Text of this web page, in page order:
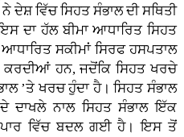
ਦੇਸ਼ ਵਿੱਚ ਸਿਹਤ ਸੰਭਾਲ ਦੀ ਸਥਿਤੀ
ਦਾ ਹੱਲ ਬੀਮਾ ਆਧਾਰਿਤ ਸਿਹਤ
ਸਕੀਮਾਂ ਸਿਰਫ ਹਸਪਤਾਲ
ਹਨ, ਜਦੋਂਕਿ ਸਿਹਤ ਖਰਚੇ
’ਤੇ ਖਰਚ ਹੁੰਦਾ ਹੈ। ਸਿਹਤ ਸੰਭਾਲ
ਦਾਖਲੇ ਨਾਲ ਸਿਹਤ ਸੰਭਾਲ ਇੱਕ
ਵਪਾਰ ਵਿੱਚ ਬਦਲ ਗਈ ਹੈ। ਇਸ ਤੋਂ